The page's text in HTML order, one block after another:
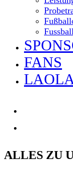
FANS
LAOLA
ALLES ZU